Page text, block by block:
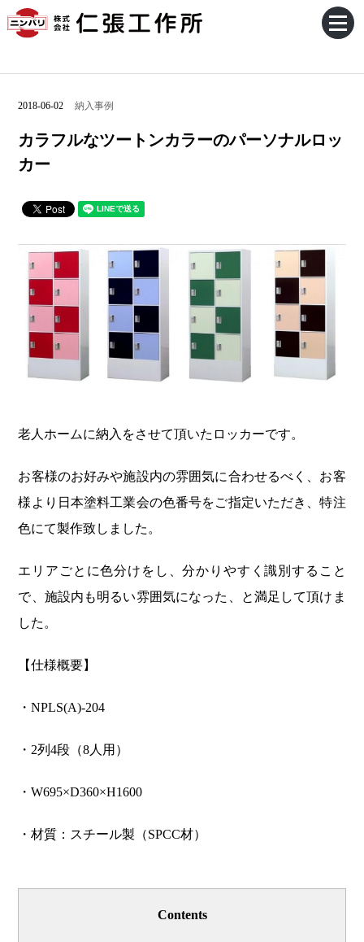
2018-06-02 納入事例
カラフルなツートンカラーのパーソナルロッ
カー
老人ホームに納入をさせて頂いたロッカーです。
お客様のお好みや施設内の雰囲気に合わせるべく、お客
様より日本塗料工業会の色番号をご指定いただき、特注
色にて製作致しました。
エリアごとに色分けをし、分かりやすく識別すること
で、施設内も明るい雰囲気になった、と満足して頂けま
した。
【仕様概要】
・NPLS(A)-204
・2列4段（8人用）
・W695×D360×H1600
・材質：スチール製（SPCC材）
Contents